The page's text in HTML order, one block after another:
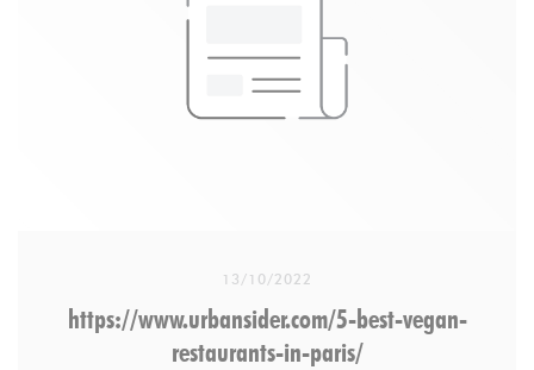
13/10/2022
https://www.urbansider.com/5-best-vegan-
restaurants-in-paris/